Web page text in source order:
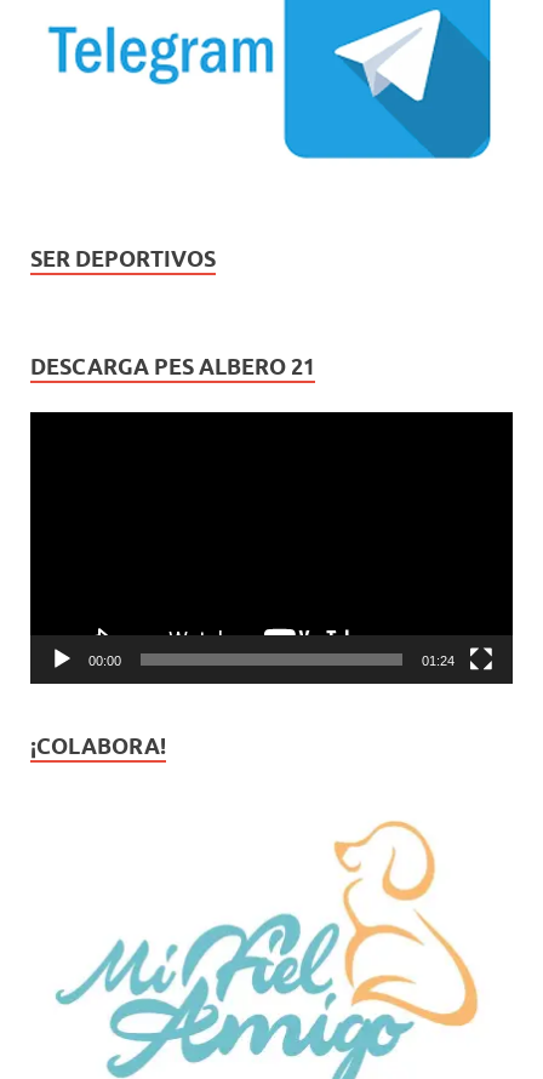
SER DEPORTIVOS
DESCARGA PES ALBERO 21
00:00 01:24
¡COLABORA!